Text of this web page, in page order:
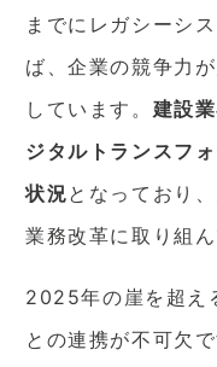
までにレガシーシ
ば、企業の競争力
しています。 建設
ジタルトランスフ
状況となっており
業務改革に取り組ん
2025年の崖を超え
との連携が不可欠